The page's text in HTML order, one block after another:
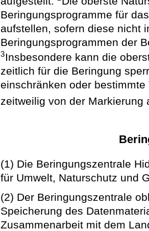
Beringungsprogramme für
aufstellen, sofern diese nicht
Beringungsprogrammen der
3Insbesondere kann die
zeitlich für die Beringung
einschränken oder
zeitweilig von der Markierung
(1) Die Beringungszentrale
für Umwelt, Naturschutz und
(2) Der Beringungszentrale
Speicherung des
Zusammenarbeit mit dem